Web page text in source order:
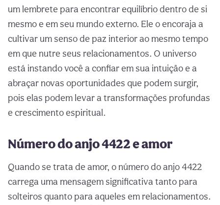
um lembrete para encontrar equilíbrio dentro de si
mesmo e em seu mundo externo. Ele o encoraja a
cultivar um senso de paz interior ao mesmo tempo
em que nutre seus relacionamentos. O universo
está instando você a confiar em sua intuição e a
abraçar novas oportunidades que podem surgir,
pois elas podem levar a transformações profundas
e crescimento espiritual.
Número do anjo 4422 e amor
Quando se trata de amor, o número do anjo 4422
carrega uma mensagem significativa tanto para
solteiros quanto para aqueles em relacionamentos.